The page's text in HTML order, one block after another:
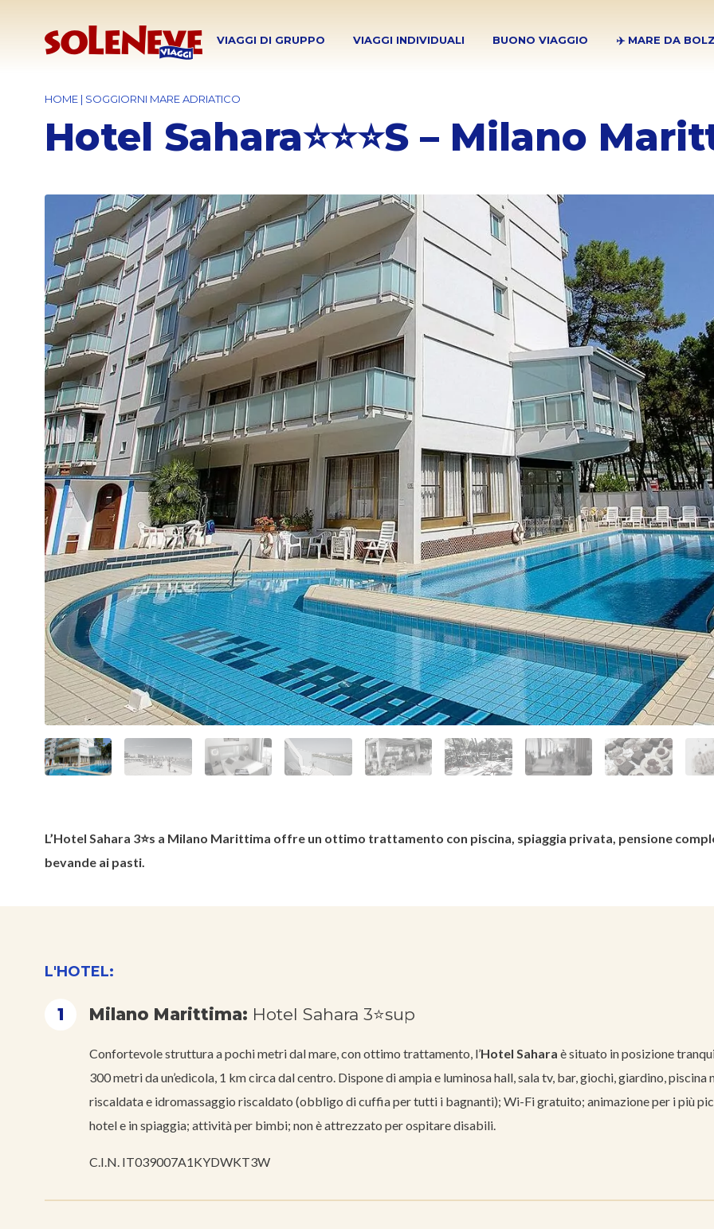
VIAGGI DI GRUPPO VIAGGI INDIVIDUALI BUONO VIAGGIO ✈️ MARE DA
HOME | SOGGIORNI MARE ADRIATICO
Hotel Sahara⭐⭐⭐S – Milano
L’Hotel Sahara 3⭐s a Milano Marittima offre un ottimo trattamento con piscina, spiaggia privata, pensione
bevande ai pasti.
L'HOTEL:
1 Milano Marittima: Hotel Sahara 3⭐sup
Confortevole struttura a pochi metri dal mare, con ottimo trattamento, l’Hotel Sahara è situato in posizione
300 metri da un’edicola, 1 km circa dal centro. Dispone di ampia e luminosa hall, sala tv, bar, giochi, giardino, piscina
riscaldata e idromassaggio riscaldato (obbligo di cuffia per tutti i bagnanti); Wi-Fi gratuito; animazione per i più
hotel e in spiaggia; attività per bimbi; non è attrezzato per ospitare disabili.
C.I.N. IT039007A1KYDWKT3W